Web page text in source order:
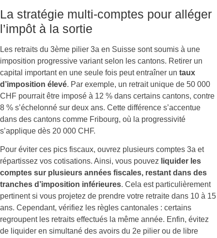
La stratégie multi-comptes pour alléger
l’impôt à la sortie
Les retraits du 3ème pilier 3a en Suisse sont soumis à une
imposition progressive variant selon les cantons. Retirer un
capital important en une seule fois peut entraîner un taux
d’imposition élevé. Par exemple, un retrait unique de 50 000
CHF pourrait être imposé à 12 % dans certains cantons, contre
8 % s’échelonné sur deux ans. Cette différence s’accentue
dans des cantons comme Fribourg, où la progressivité
s’applique dès 20 000 CHF.
Pour éviter ces pics fiscaux, ouvrez plusieurs comptes 3a et
répartissez vos cotisations. Ainsi, vous pouvez liquider les
comptes sur plusieurs années fiscales, restant dans des
tranches d’imposition inférieures. Cela est particulièrement
pertinent si vous projetez de prendre votre retraite dans 10 à 15
ans. Cependant, vérifiez les règles cantonales : certains
regroupent les retraits effectués la même année. Enfin, évitez
de liquider en simultané des avoirs du 2e pilier ou de libre